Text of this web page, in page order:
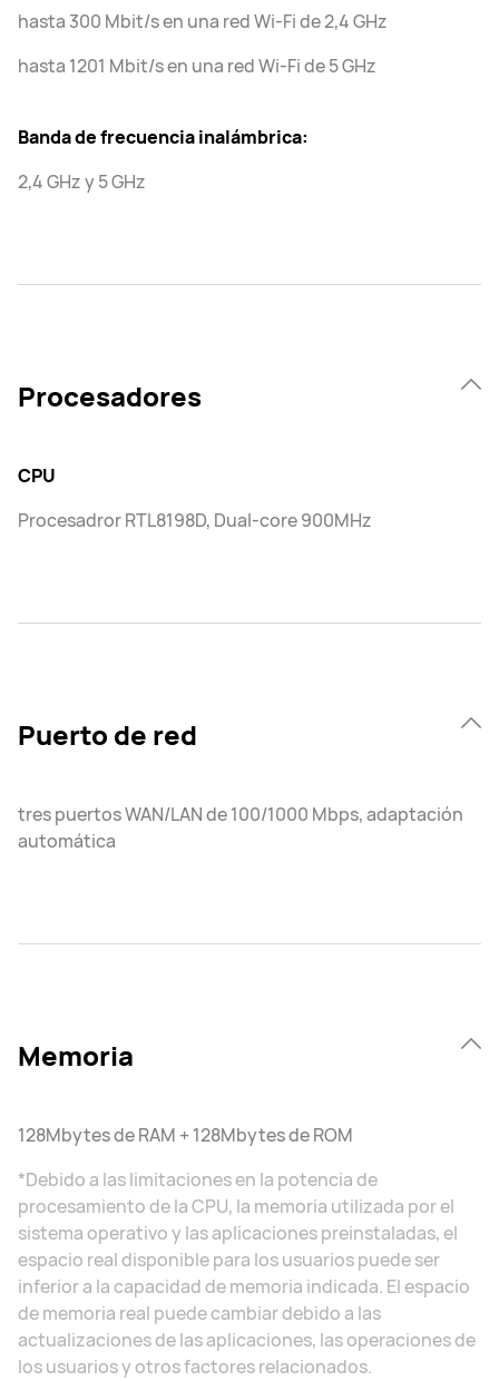
hasta 300 Mbit/s en una red Wi-Fi de 2,4 GHz
hasta 1201 Mbit/s en una red Wi-Fi de 5 GHz
Banda de frecuencia inalámbrica:
2,4 GHz y 5 GHz
Procesadores
CPU
Procesadror RTL8198D, Dual-core 900MHz
Puerto de red
tres puertos WAN/LAN de 100/1000 Mbps, adaptación
automática
Memoria
128Mbytes de RAM + 128Mbytes de ROM
*Debido a las limitaciones en la potencia de
procesamiento de la CPU, la memoria utilizada por el
sistema operativo y las aplicaciones preinstaladas, el
espacio real disponible para los usuarios puede ser
inferior a la capacidad de memoria indicada. El espacio
de memoria real puede cambiar debido a las
actualizaciones de las aplicaciones, las operaciones de
los usuarios y otros factores relacionados.